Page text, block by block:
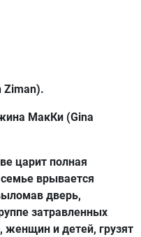
Ziman).
МакКи (Gina
царит полная
врывается
дверь,
затравленных
и детей, грузят